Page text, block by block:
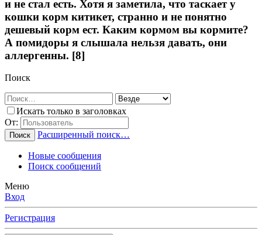
и не стал есть. Хотя я заметила, что таскает у
кошки корм китикет, странно и не понятно
дешевый корм ест. Каким кормом вы кормите?
А помидоры я слышала нельзя давать, они
аллергенны. [8]
Поиск
Искать только в заголовках
От:
Поиск Расширенный поиск…
Новые сообщения
Поиск сообщений
Меню
Вход
Регистрация